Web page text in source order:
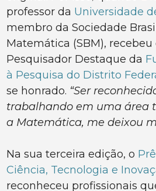
professor da Universidade
membro da Sociedade
Matemática (SBM),
Pesquisador Destaque da
à Pesquisa do Distrito
se honrado. “Ser
trabalhando em uma área
a Matemática, me deixou
Na sua terceira edição, o
Ciência, Tecnologia e
reconheceu profissionais